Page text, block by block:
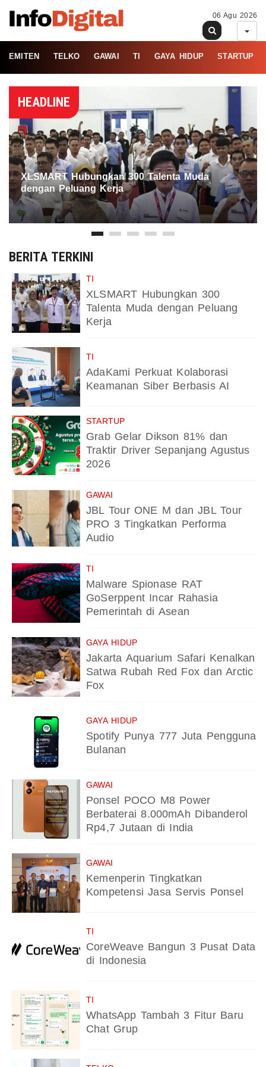
06 Agu 2026
EMITEN TELKO GAWAI TI GAYA HIDUP STARTUP
HEADLINE
XLSMART Hubungkan 300 Talenta Muda
dengan Peluang Kerja
BERITA TERKINI
TI
XLSMART Hubungkan 300
Talenta Muda dengan Peluang
Kerja
TI
AdaKami Perkuat Kolaborasi
Keamanan Siber Berbasis AI
STARTUP
Grab Gelar Dikson 81% dan
Traktir Driver Sepanjang Agustus
2026
GAWAI
JBL Tour ONE M dan JBL Tour
PRO 3 Tingkatkan Performa
Audio
TI
Malware Spionase RAT
GoSerppent Incar Rahasia
Pemerintah di Asean
GAYA HIDUP
Jakarta Aquarium Safari Kenalkan
Satwa Rubah Red Fox dan Arctic
Fox
GAYA HIDUP
Spotify Punya 777 Juta Pengguna
Bulanan
GAWAI
Ponsel POCO M8 Power
Berbaterai 8.000mAh Dibanderol
Rp4,7 Jutaan di India
GAWAI
Kemenperin Tingkatkan
Kompetensi Jasa Servis Ponsel
TI
CoreWeave Bangun 3 Pusat Data
di Indonesia
TI
WhatsApp Tambah 3 Fitur Baru
Chat Grup